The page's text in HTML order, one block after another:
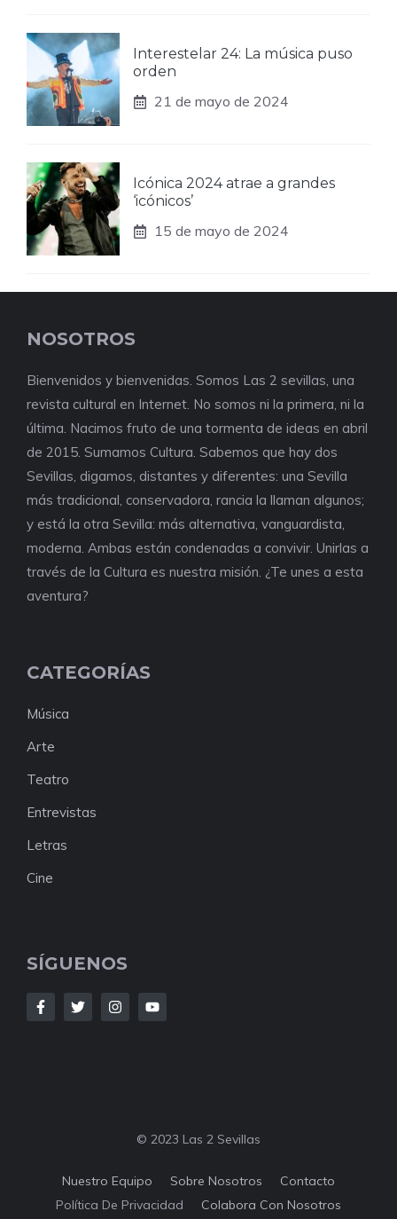
Interestelar 24: La música puso
orden
21 de mayo de 2024
Icónica 2024 atrae a grandes
‘icónicos’
15 de mayo de 2024
NOSOTROS
Bienvenidos y bienvenidas. Somos Las 2 sevillas, una
revista cultural en Internet. No somos ni la primera, ni la
última. Nacimos fruto de una tormenta de ideas en abril
de 2015. Sumamos Cultura. Sabemos que hay dos
Sevillas, digamos, distantes y diferentes: una Sevilla
más tradicional, conservadora, rancia la llaman algunos;
y está la otra Sevilla: más alternativa, vanguardista,
moderna. Ambas están condenadas a convivir. Unirlas a
través de la Cultura es nuestra misión. ¿Te unes a esta
aventura?
CATEGORÍAS
Música
Arte
Teatro
Entrevistas
Letras
Cine
SÍGUENOS
© 2023 Las 2 Sevillas
Nuestro Equipo Sobre Nosotros
Contacto
Política De Privacidad
Colabora Con Nosotros